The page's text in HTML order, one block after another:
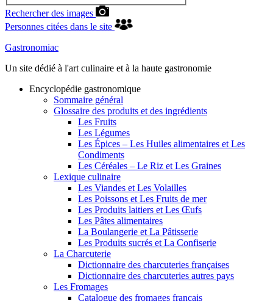
Rechercher des images
Personnes citées dans le site
Gastronomiac
Un site dédié à l'art culinaire et à la haute gastronomie
Encyclopédie gastronomique
Sommaire général
Glossaire des produits et des ingrédients
Les Fruits
Les Légumes
Les Épices – Les Huiles alimentaires et Les
Condiments
Les Céréales – Le Riz et Les Graines
Lexique culinaire
Les Viandes et Les Volailles
Les Poissons et Les Fruits de mer
Les Produits laitiers et Les Œufs
Les Pâtes alimentaires
La Boulangerie et La Pâtisserie
Les Produits sucrés et La Confiserie
La Charcuterie
Dictionnaire des charcuteries françaises
Dictionnaire des charcuteries autres pays
Les Fromages
Catalogue des fromages français